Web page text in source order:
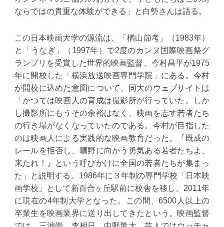
ならではの貴重な体験ができる」と白勢さんは語る。
この日本映画大学の源流は、「楢山節考」（1983年）
と「うなぎ」（1997年）で2度のカンヌ国際映画祭グ
ランプリを受賞した世界的映画監督、今村昌平が1975
年に開校した「横浜放送映画専門学院」にある。今村
が開校に込めた意図について、同大のウェブサイトは
「かつては映画人の育成は撮影所が行っていた。しか
し撮影所にもうその余裕はなく、映画を志す若者たち
の行き場がなくなっていたのである。今村が目指した
のは映画人による実践的な映画教育だった。『既成の
レールを拒否し、曠野に向かう勇気ある若者たちよ、
来たれ！』という呼びかけに全国の若者たちが集まっ
た」と説明する。1986年に３年制の専門学校「日本映
画学校」として新百合ヶ丘駅前に校舎を移し、2011年
に現在の4年制大学となった。この間、6500人以上の
卒業生を映画業界に送り出してきたという。映画監督